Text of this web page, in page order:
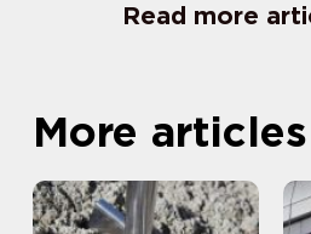
Read more
More articles